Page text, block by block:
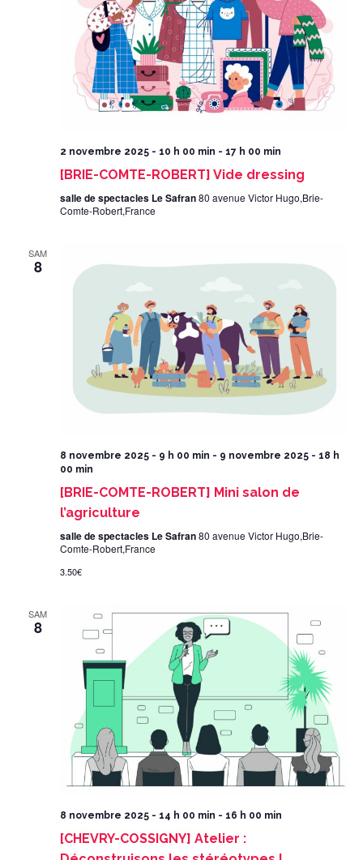
2 novembre 2025 - 10 h 00 min - 17 h 00 min
[BRIE-COMTE-ROBERT] Vide dressing
salle de spectacles Le Safran80 avenue Victor Hugo,Brie-
Comte-Robert,France
SAM
8
8 novembre 2025 - 9 h 00 min - 9 novembre 2025 - 18 h
00 min
[BRIE-COMTE-ROBERT] Mini salon de
l’agriculture
salle de spectacles Le Safran80 avenue Victor Hugo,Brie-
Comte-Robert,France
3.50€
SAM
8
8 novembre 2025 - 14 h 00 min - 16 h 00 min
[CHEVRY-COSSIGNY] Atelier :